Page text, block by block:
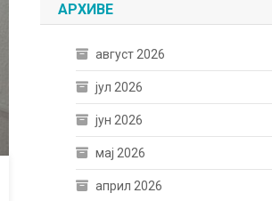
АРХИВЕ
август 2026
јул 2026
јун 2026
мај 2026
април 2026